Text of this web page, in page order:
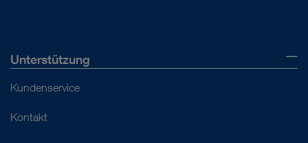
Unterstützung
Kundenservice
Kontakt